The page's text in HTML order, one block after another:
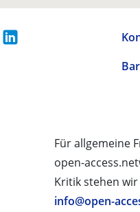
Für allgemeine
open-
Kritik stehen
info@open-